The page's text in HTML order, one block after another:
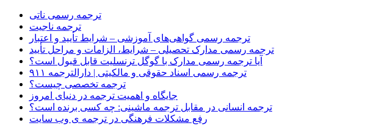
ترجمه رسمی ناتی
ترجمه ناجیت
ترجمه رسمی گواهی‌های آموزشی – شرایط تأیید و اعتبار
ترجمه رسمی مدارک تحصیلی – شرایط، الزامات و مراحل تأیید
آیا ترجمه رسمی مدارک با گوگل ترنسلیت قابل قبول است؟
ترجمه رسمی اسناد حقوقی و مالکیتی | دارالترجمه ۹۱۱
ترجمه تخصصی چیست؟
جایگاه و اهمیت ترجمه در دنیای امروز
ترجمه انسانی در مقابل ترجمه ماشینی: چه کسی برنده است؟
رفع مشکلات فرهنگی در ترجمه ی وب سایت